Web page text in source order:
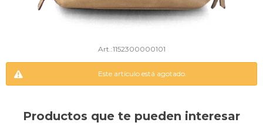
1152300000101
Este artículo está agotado.
Productos que te pueden interesar